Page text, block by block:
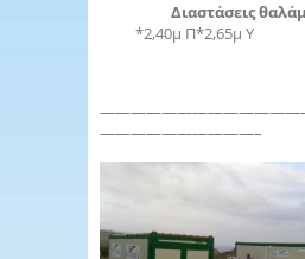
Διαστάσεις
*2,40μ Π*2,65μ Υ
——————————–